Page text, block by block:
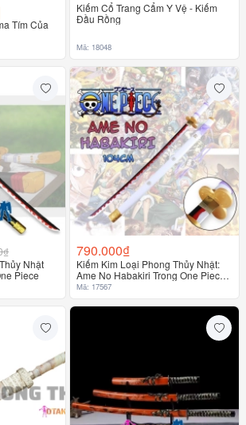
Tím Của
Kiếm Cổ Trang Cẩm Y Vệ - Kiếm
Đầu Rồng
Mã: 18048
Nhật
Piece
790.000₫
Kiếm Kim Loại Phong Thủy Nhật:
Ame No Habakiri Trong One Piece
17567
Mã: 17567